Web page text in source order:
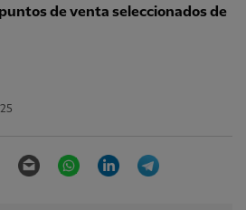
de venta seleccionados de
Twitter Email WhatsAppLinkedIn